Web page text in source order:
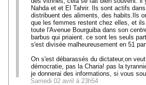
Nahda et et El Tahrir. Ils sont actifs
distribuent des aliments, des habits.Ils
que les femmes restent chez elles, et
toute l'Avenue Bourguiba dans son
barbus qui priaient. ce sont les seuls
s'est divisée malheureusement en 51
On s'est débarassés du dictateur,on
démocratie, pas la Charia! pas la
je donnerai des informations, si vous
Samedi 02 avril à 23h54